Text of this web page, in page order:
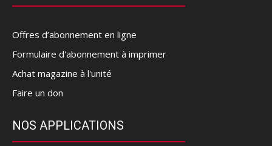
Offres d’abonnement en ligne
Formulaire d'abonnement à imprimer
Achat magazine à l'unité
Faire un don
NOS APPLICATIONS